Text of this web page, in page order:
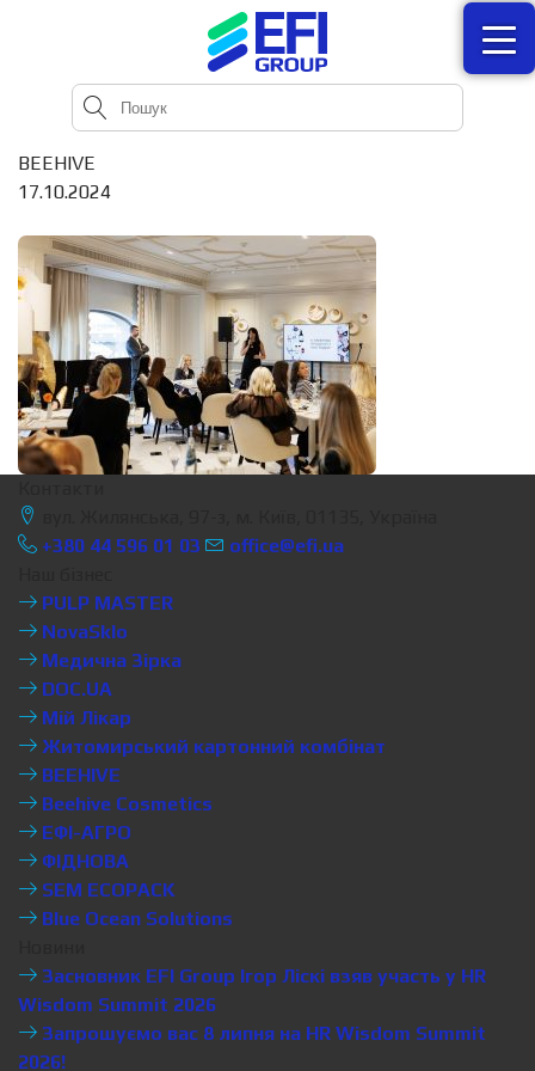
BEEHIVE
17.10.2024
+380 44 596 01 03
office@efi.ua
PULP MASTER
NovaSklo
Медична Зірка
DOC.UA
Мій Лікар
Житомирський картонний комбінат
BEEHIVE
Beehive Cosmetics
ЕФІ-АГРО
ФІДНОВА
SEM ECOPACK
Blue Ocean Solutions
Засновник EFI Group Ігор Ліскі взяв участь у HR
Wisdom Summit 2026
Запрошуємо вас 8 липня на HR Wisdom Summit
2026!